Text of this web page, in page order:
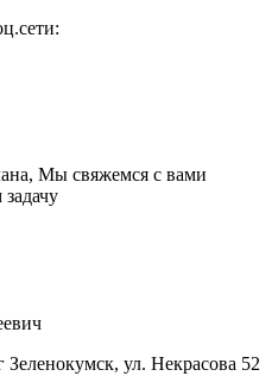
Мы свяжемся с вами
ул. Некрасова 52